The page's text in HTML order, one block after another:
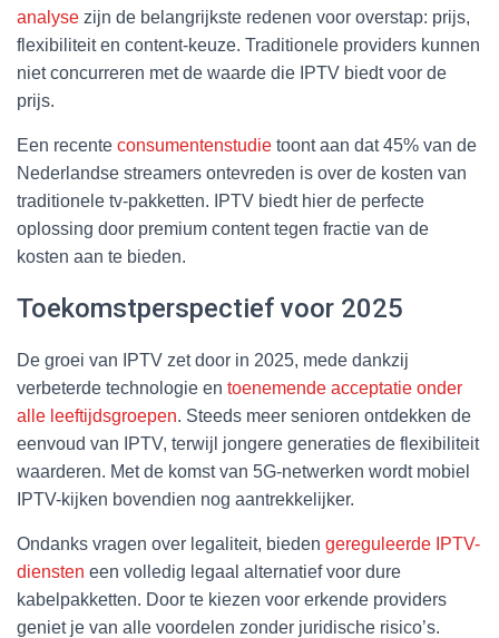
analyse zijn de belangrijkste redenen voor overstap: prijs,
flexibiliteit en content-keuze. Traditionele providers kunnen
niet concurreren met de waarde die IPTV biedt voor de
prijs.
Een recente consumentenstudie toont aan dat 45% van de
Nederlandse streamers ontevreden is over de kosten van
traditionele tv-pakketten. IPTV biedt hier de perfecte
oplossing door premium content tegen fractie van de
kosten aan te bieden.
Toekomstperspectief voor 2025
De groei van IPTV zet door in 2025, mede dankzij
verbeterde technologie en toenemende acceptatie onder
alle leeftijdsgroepen. Steeds meer senioren ontdekken de
eenvoud van IPTV, terwijl jongere generaties de flexibiliteit
waarderen. Met de komst van 5G-netwerken wordt mobiel
IPTV-kijken bovendien nog aantrekkelijker.
Ondanks vragen over legaliteit, bieden gereguleerde IPTV-
diensten een volledig legaal alternatief voor dure
kabelpakketten. Door te kiezen voor erkende providers
geniet je van alle voordelen zonder juridische risico’s.